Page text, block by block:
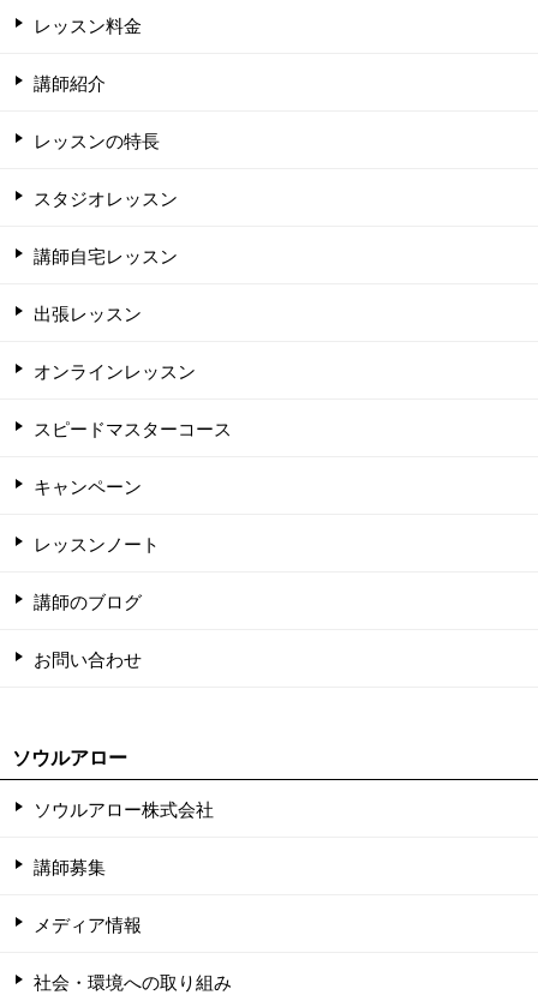
レッスン料金
講師紹介
レッスンの特長
スタジオレッスン
講師自宅レッスン
出張レッスン
オンラインレッスン
スピードマスターコース
キャンペーン
レッスンノート
講師のブログ
お問い合わせ
ソウルアロー
ソウルアロー株式会社
講師募集
メディア情報
社会・環境への取り組み